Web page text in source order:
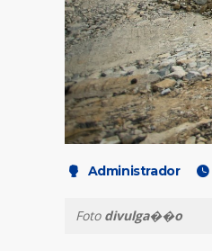
Administrador
Foto divulga��o